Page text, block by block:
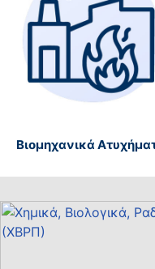
Βιομηχανικά